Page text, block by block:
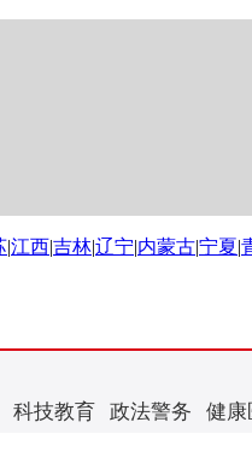
|江西|吉林|辽宁|内蒙古|宁夏|
科技教育 政法警务 健康